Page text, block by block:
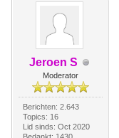
Jeroen S
Moderator
Berichten: 2.643
Topics: 16
Lid sinds: Oct 2020